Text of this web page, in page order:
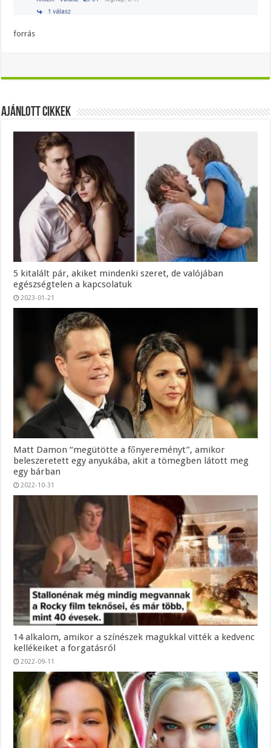
forrás
Ajánlott Cikkek
5 kitalált pár, akiket mindenki szeret, de valójában
egészségtelen a kapcsolatuk
2023-01-21
Matt Damon “megütötte a főnyereményt”, amikor
beleszeretett egy anyukába, akit a tömegben látott meg
egy bárban
2022-10-31
14 alkalom, amikor a színészek magukkal vitték a kedvenc
kellékeiket a forgatásról
2022-09-11